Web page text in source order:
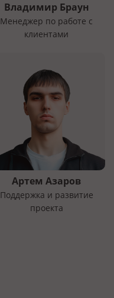
Владимир Браун
Менеджер по работе с
клиентами
Артем Азаров
Поддержка и развитие
проекта